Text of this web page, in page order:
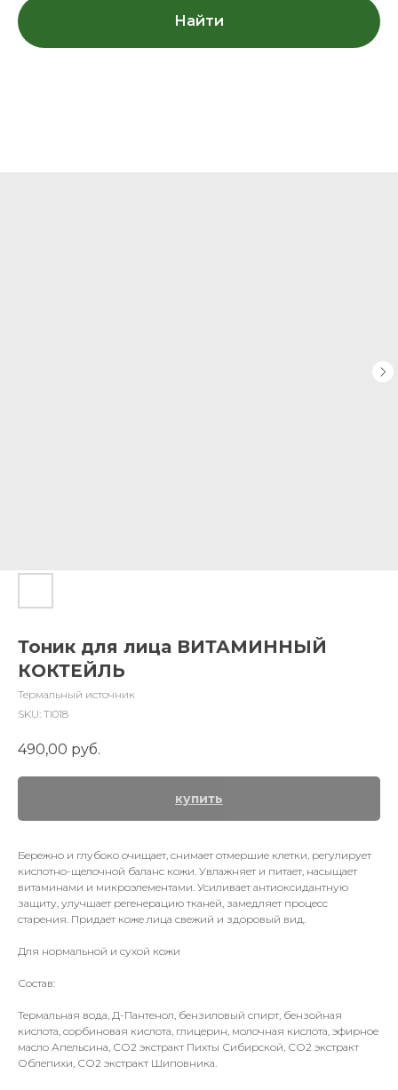
Найти
Тоник для лица ВИТАМИННЫЙ
КОКТЕЙЛЬ
Термальный источник
SKU: TI018
490,00 руб.
купить
Бережно и глубоко очищает, снимает отмершие клетки, регулирует
кислотно-щелочной баланс кожи. Увлажняет и питает, насыщает
витаминами и микроэлементами. Усиливает антиоксидантную
защиту, улучшает регенерацию тканей, замедляет процесс
старения. Придает коже лица свежий и здоровый вид.
Для нормальной и сухой кожи
Состав:
Термальная вода, Д-Пантенол, бензиловый спирт, бензойная
кислота, сорбиновая кислота, глицерин, молочная кислота, эфирное
масло Апельсина, СО2 экстракт Пихты Сибирской, СО2 экстракт
Облепихи, СО2 экстракт Шиповника.